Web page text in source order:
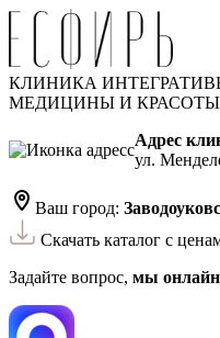
КЛИНИКА
МЕДИЦИНЫ И КРАСОТЫ
Адрес
ул.
Ваш город:
Скачать каталог с
Задайте вопрос, мы онлайн